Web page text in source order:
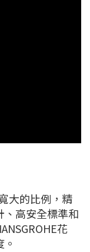
大的比例，精
高安全標準和
花